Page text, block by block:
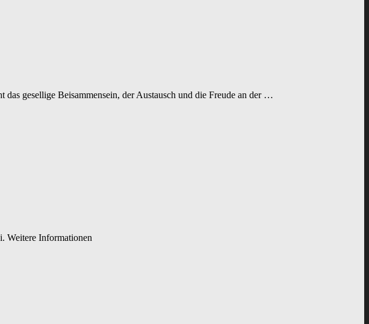
gesellige Beisammensein, der Austausch und die Freude an der …
Weitere Informationen